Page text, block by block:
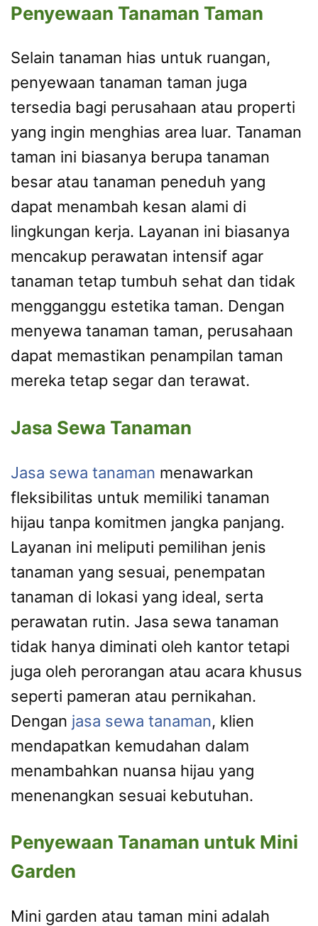
Penyewaan Tanaman Taman
Selain tanaman hias untuk ruangan,
penyewaan tanaman taman juga
tersedia bagi perusahaan atau properti
yang ingin menghias area luar. Tanaman
taman ini biasanya berupa tanaman
besar atau tanaman peneduh yang
dapat menambah kesan alami di
lingkungan kerja. Layanan ini biasanya
mencakup perawatan intensif agar
tanaman tetap tumbuh sehat dan tidak
mengganggu estetika taman. Dengan
menyewa tanaman taman, perusahaan
dapat memastikan penampilan taman
mereka tetap segar dan terawat.
Jasa Sewa Tanaman
Jasa sewa tanaman menawarkan
fleksibilitas untuk memiliki tanaman
hijau tanpa komitmen jangka panjang.
Layanan ini meliputi pemilihan jenis
tanaman yang sesuai, penempatan
tanaman di lokasi yang ideal, serta
perawatan rutin. Jasa sewa tanaman
tidak hanya diminati oleh kantor tetapi
juga oleh perorangan atau acara khusus
seperti pameran atau pernikahan.
Dengan jasa sewa tanaman, klien
mendapatkan kemudahan dalam
menambahkan nuansa hijau yang
menenangkan sesuai kebutuhan.
Penyewaan Tanaman untuk Mini
Garden
Mini garden atau taman mini adalah